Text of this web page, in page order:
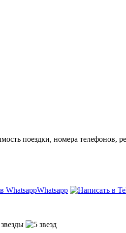
поездки, номера телефонов,
Whatsapp